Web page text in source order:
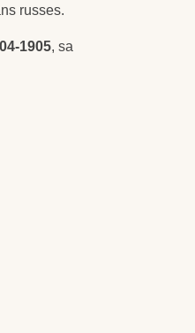
russes.
1905, sa